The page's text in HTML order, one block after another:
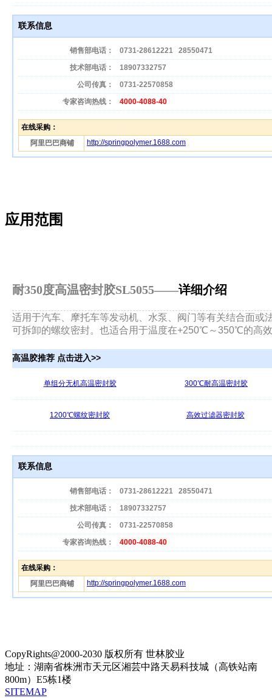
联系信息
销售部电话： 0731-28612221
28550471
技术部电话：
18907332757
公司传真：
0731-22570858
专家咨询热线：
4000-4088-40
在线采购：
阿里巴巴商铺
http://springpolymer.1688.com
应用范围
耐350度高温密封胶SL5055——详细介绍
适用于汽车、摩托车等发动机、水泵、阀门等有关结合面或
可拆卸的螺纹密封。也适合用于温度在+250℃～350℃的高
高温胶推荐 点击进入>>
单组分无机高温密封胶 300℃耐高温密封胶
1200℃螺纹密封胶 高效过滤器密封胶
联系信息
销售部电话： 0731-28612221
28550471
技术部电话：
18907332757
公司传真：
0731-22570858
专家咨询热线：
4000-4088-40
在线采购：
阿里巴巴商铺
http://springpolymer.1688.com
CopyRights@2000-2030 版权所有 世林胶业
地址：湖南省株洲市天元区湘芸中路天易科技城（高铁站南
800m）E5栋1楼
SITEMAP